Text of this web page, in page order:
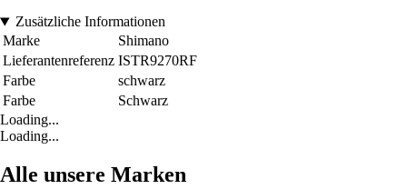
Zusätzliche Informationen
Marke
Shimano
Lieferantenreferenz ISTR9270RF
Farbe
schwarz
Farbe
Schwarz
Loading...
Loading...
Alle unsere Marken